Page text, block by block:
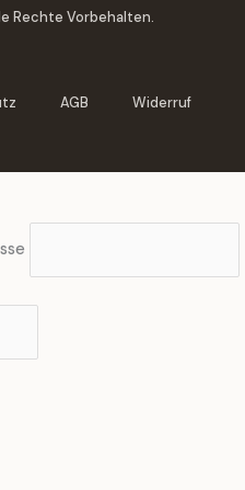
Rechte Vorbehalten.
AGB Widerruf